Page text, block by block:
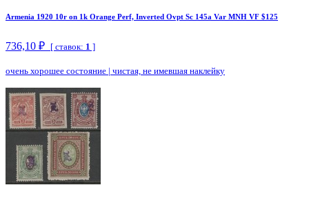
Armenia 1920 10r on 1k Orange Perf, Inverted Ovpt Sc 145a Var MNH VF $125
736,10 ₽ [ ставок: 1 ]
очень хорошее состояние | чистая, не имевшая наклейку